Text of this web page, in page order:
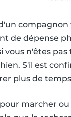
de dépense
vous n'êtes
S'il est
plus de
marcher